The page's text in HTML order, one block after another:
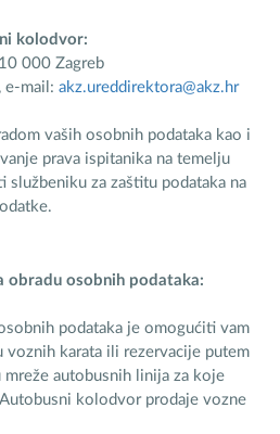
kolodvor:
000 Zagreb
mail: akz.ureddirektora@akz.hr
vaših osobnih podataka kao i
prava ispitanika na temelju
službeniku za zaštitu podataka na
obradu osobnih podataka:
podataka je omogućiti vam
voznih karata ili rezervacije putem
autobusnih linija za koje
kolodvor prodaje vozne